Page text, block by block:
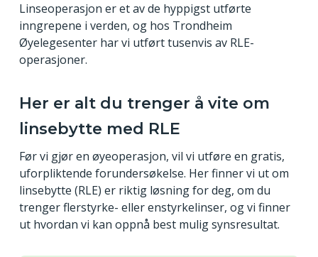
Linseoperasjon er et av de hyppigst utførte
inngrepene i verden, og hos Trondheim
Øyelegesenter har vi utført tusenvis av RLE-
operasjoner.
Her er alt du trenger å vite om
linsebytte med RLE
Før vi gjør en øyeoperasjon, vil vi utføre en gratis,
uforpliktende forundersøkelse. Her finner vi ut om
linsebytte (RLE) er riktig løsning for deg, om du
trenger flerstyrke- eller enstyrkelinser, og vi finner
ut hvordan vi kan oppnå best mulig synsresultat.